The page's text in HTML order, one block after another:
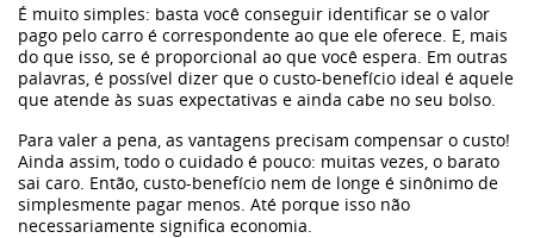
WeCharge
Carros elétricos
Bronco
É muito simples: basta você conseguir identificar se o valor
pago pelo carro é correspondente ao que ele oferece. E, mais
do que isso, se é proporcional ao que você espera. Em outras
palavras, é possível dizer que o custo-benefício ideal é aquele
que atende às suas expectativas e ainda cabe no seu bolso.
Para valer a pena, as vantagens precisam compensar o custo!
Ainda assim, todo o cuidado é pouco: muitas vezes, o barato
sai caro. Então, custo-benefício nem de longe é sinônimo de
simplesmente pagar menos. Até porque isso não
necessariamente significa economia.